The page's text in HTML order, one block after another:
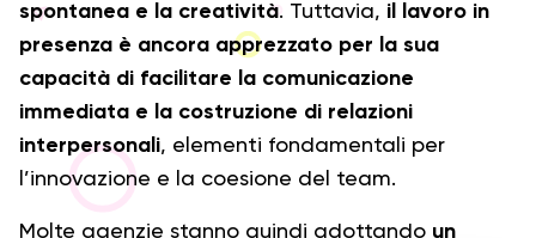
spontanea e la creatività. Tuttavia, il lavoro in
presenza è ancora apprezzato per la sua
capacità di facilitare la comunicazione
immediata e la costruzione di relazioni
interpersonali, elementi fondamentali per
l’innovazione e la coesione del team.
Molte agenzie stanno quindi adottando un